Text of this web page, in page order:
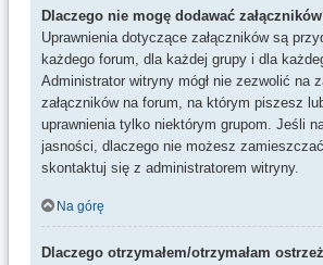
Dlaczego nie mogę dodawać
Uprawnienia dotyczące załączników są
każdego forum, dla każdej grupy i dla
Administrator witryny mógł nie zezwolić na
załączników na forum, na którym piszesz
uprawnienia tylko niektórym grupom. Jeśli
jasności, dlaczego nie możesz zamieszczać
skontaktuj się z administratorem witryny.
Na górę
Dlaczego otrzymałem/otrzymałam